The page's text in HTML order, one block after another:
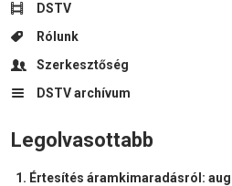
DSTV
Rólunk
Szerkesztőség
DSTV archívum
Legolvasottabb
Értesítés áramkimaradásról: